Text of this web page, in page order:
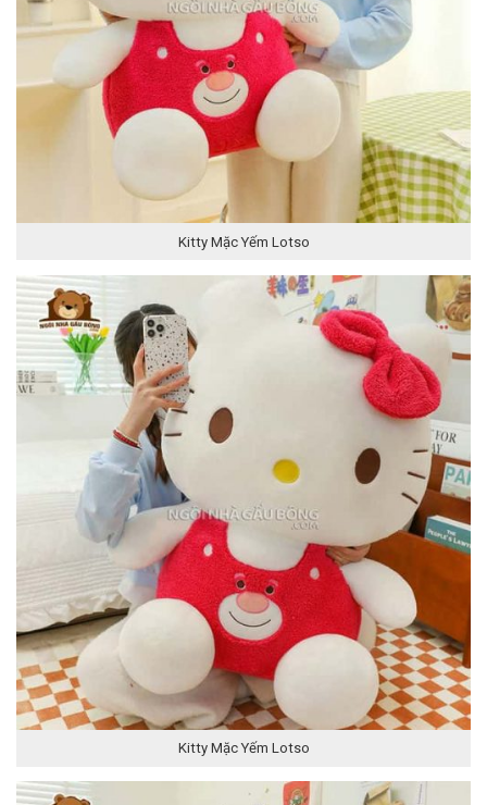
Kitty Mặc Yếm Lotso
Kitty Mặc Yếm Lotso